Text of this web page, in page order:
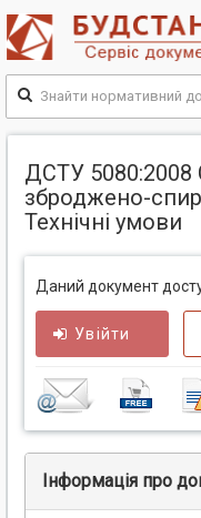
ДСТУ 5080:2008
зброджено-
Технічні умови
Даний документ
Увійти
Інформація про